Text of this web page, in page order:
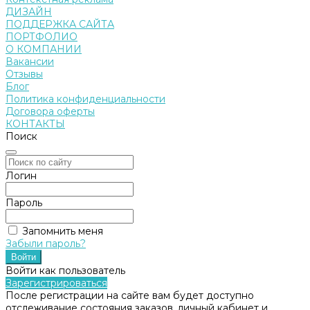
ДИЗАЙН
ПОДДЕРЖКА САЙТА
ПОРТФОЛИО
О КОМПАНИИ
Вакансии
Отзывы
Блог
Политика конфиденциальности
Договора оферты
КОНТАКТЫ
Поиск
Логин
Пароль
Запомнить меня
Забыли пароль?
Войти как пользователь
Зарегистрироваться
После регистрации на сайте вам будет доступно